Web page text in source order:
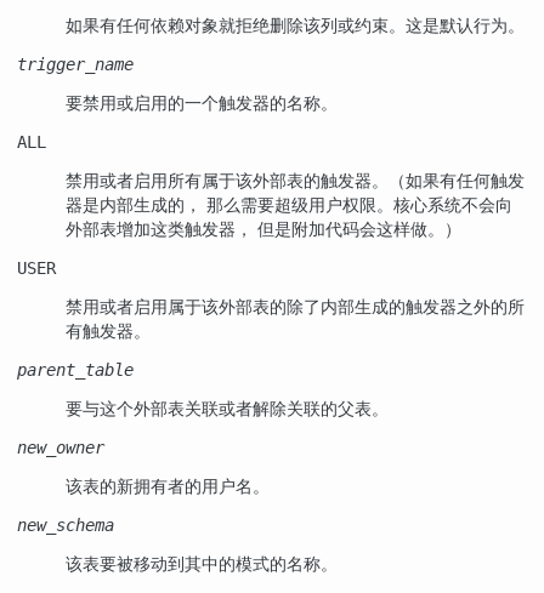
如果有任何依赖对象就拒绝删除该列或约束。这是默认行为。
trigger_name
要禁用或启用的一个触发器的名称。
ALL
禁用或者启用所有属于该外部表的触发器。（如果有任何触发
器是内部生成的， 那么需要超级用户权限。核心系统不会向
外部表增加这类触发器， 但是附加代码会这样做。）
USER
禁用或者启用属于该外部表的除了内部生成的触发器之外的所
有触发器。
parent_table
要与这个外部表关联或者解除关联的父表。
new_owner
该表的新拥有者的用户名。
new_schema
该表要被移动到其中的模式的名称。